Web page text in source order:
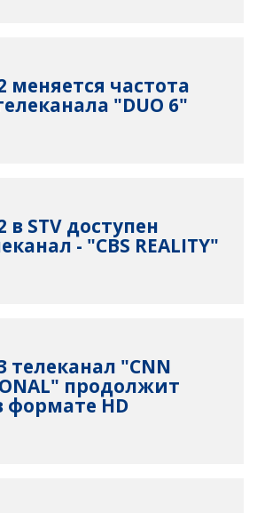
меняется частота
"DUO 6"
в STV доступен
- "CBS REALITY"
телеканал "CNN
продолжит
формате HD